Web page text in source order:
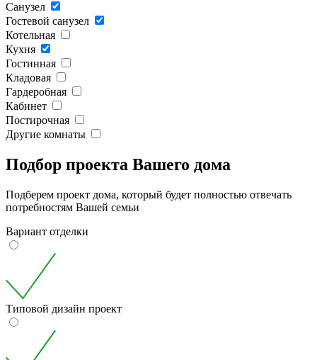
Санузел
Гостевой санузел
Котельная
Кухня
Гостинная
Кладовая
Гардеробная
Кабинет
Постирочная
Другие комнаты
Подбор проекта Вашего дома
Подберем проект дома, который будет полностью отвечать
потребностям Вашей семьи
Вариант отделки
Типовой дизайн проект